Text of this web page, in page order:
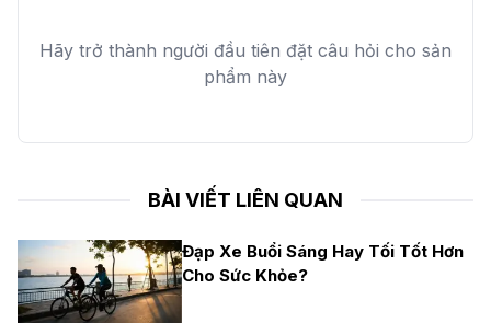
Hãy trở thành người đầu tiên đặt câu hỏi cho sản
phẩm này
BÀI VIẾT LIÊN QUAN
Đạp Xe Buổi Sáng Hay Tối Tốt Hơn
Cho Sức Khỏe?